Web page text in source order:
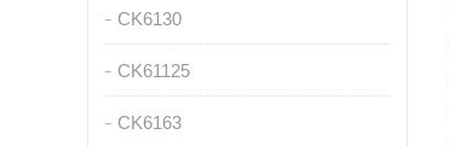
CK6130
CK61125
CK6163